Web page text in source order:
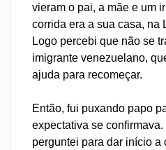
vieram o pai, a mãe e um
corrida era a sua casa, na
Logo percebi que não se
imigrante venezuelano,
ajuda para recomeçar.
Então, fui puxando papo
expectativa se confirmava.
perguntei para dar início a